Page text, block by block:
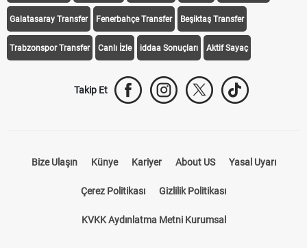
Galatasaray Transfer Fenerbahçe Transfer Beşiktaş Transfer
Trabzonspor Transfer Canlı İzle iddaa Sonuçları Aktif Sayaç
Takip Et
Bize Ulaşın Künye Kariyer About US Yasal Uyarı
Çerez Politikası Gizlilik Politikası
KVKK Aydınlatma Metni Kurumsal